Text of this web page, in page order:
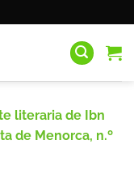
literaria de Ibn
de Menorca, n.º